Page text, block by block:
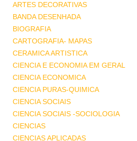
ARTES DECORATIVAS
BANDA DESENHADA
BIOGRAFIA
CARTOGRAFIA- MAPAS
CERAMICA ARTISTICA
CIENCIA E ECONOMIA EM GERAL
CIENCIA ECONOMICA
CIENCIA PURAS-QUIMICA
CIENCIA SOCIAIS
CIENCIA SOCIAIS -SOCIOLOGIA
CIENCIAS
CIENCIAS APLICADAS